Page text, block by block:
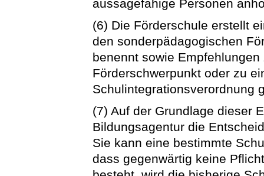
aussagefähige Personen
(6) Die Förderschule erstellt
den sonderpädagogischen
benennt sowie
Förderschwerpunkt oder zu
Schulintegrationsverordnung
(7) Auf der Grundlage dieser
Bildungsagentur die
Sie kann eine bestimmte
dass gegenwärtig keine